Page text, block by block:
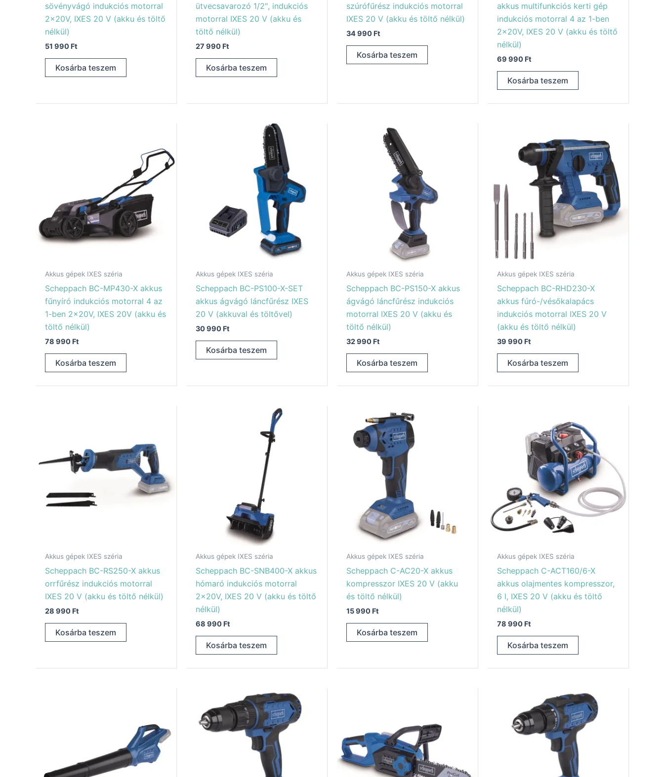
sövényvágó indukciós motorral
2x20V, IXES 20 V (akku és töltő
nélkül)
51 990 Ft
Kosárba teszem
ütvecsavarozó 1/2″, indukciós
motorral IXES 20 V (akku és
töltő nélkül)
27 990 Ft
Kosárba teszem
szúrófűrész indukciós motorral
IXES 20 V (akku és töltő nélkül)
34 990 Ft
Kosárba teszem
akkus multifunkciós kerti gép
indukciós motorral 4 az 1-ben
2x20V, IXES 20 V (akku és töltő
nélkül)
69 990 Ft
Kosárba teszem
Akkus gépek IXES széria
Scheppach BC-MP430-X akkus
fűnyíró indukciós motorral 4 az
1-ben 2x20V, IXES 20V (akku és
töltő nélkül)
78 990 Ft
Kosárba teszem
Akkus gépek IXES széria
Scheppach BC-PS100-X-SET
akkus ágvágó láncfűrész IXES
20 V (akkuval és töltővel)
30 990 Ft
Kosárba teszem
Akkus gépek IXES széria
Scheppach BC-PS150-X akkus
ágvágó láncfűrész indukciós
motorral IXES 20 V (akku és
töltő nélkül)
32 990 Ft
Kosárba teszem
Akkus gépek IXES széria
Scheppach BC-RHD230-X
akkus fúró-/vésőkalapács
indukciós motorral IXES 20 V
(akku és töltő nélkül)
39 990 Ft
Kosárba teszem
Akkus gépek IXES széria
Scheppach BC-RS250-X akkus
orrfűrész indukciós motorral
IXES 20 V (akku és töltő nélkül)
28 990 Ft
Kosárba teszem
Akkus gépek IXES széria
Scheppach BC-SNB400-X akkus
hómaró indukciós motorral
2x20V, IXES 20 V (akku és töltő
nélkül)
68 990 Ft
Kosárba teszem
Akkus gépek IXES széria
Scheppach C-AC20-X akkus
kompresszor IXES 20 V (akku
és töltő nélkül)
15 990 Ft
Kosárba teszem
Akkus gépek IXES széria
Scheppach C-ACT160/6-X
akkus olajmentes kompresszor,
6 l, IXES 20 V (akku és töltő
nélkül)
78 990 Ft
Kosárba teszem